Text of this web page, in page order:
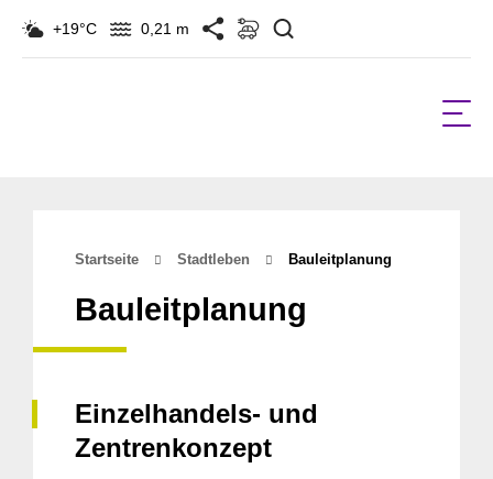
+19°C 0,21 m
Startseite Stadtleben Bauleitplanung
Bauleitplanung
Einzelhandels- und
Zentrenkonzept